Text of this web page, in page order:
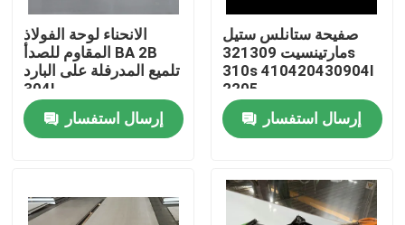
منزل
إتصال
الانحناء لوحة الفولاذ
المقاوم للصدأ BA 2B
تلميع المدرفلة على البارد
304l
إرسال استفسار
صفيحة ستانلس ستيل
مارتينسيت 321309s
310s 410420430904l
2205
إرسال استفسار